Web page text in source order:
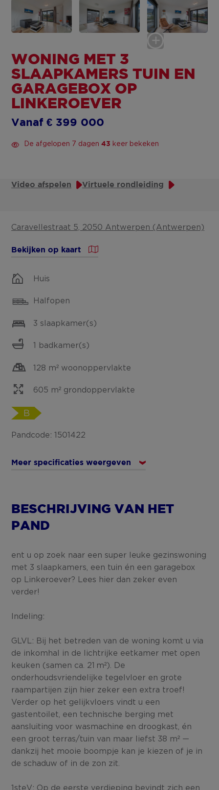
WONING MET 3
SLAAPKAMERS TUIN EN
GARAGEBOX OP
LINKEROEVER
De afgelopen 7 dagen43 keer bekeken
Vanaf € 399 000
Video afspelen Virtuele rondleiding
Caravellestraat 5, 2050 Antwerpen (Antwerpen)
Bekijken op kaart
Huis
Halfopen
3 slaapkamer(s)
1 badkamer(s)
128 m² woonoppervlakte
605 m² grondoppervlakte
B
Pandcode: 1501422
Meer specificaties weergeven
BESCHRIJVING VAN HET
PAND
ent u op zoek naar een super leuke gezinswoning
met 3 slaapkamers, een tuin én een garagebox
op Linkeroever? Lees hier dan zeker even
verder!
Indeling:
GLVL: Bij het betreden van de woning komt u via
de inkomhal in de lichtrijke eetkamer met open
keuken (samen ca. 21 m²). De
onderhoudsvriendelijke tegelvloer en grote
raampartijen zijn hier zeker een extra troef!
Verder op het gelijkvloers vindt u een
gastentoilet, een technische berging met
aansluiting voor wasmachine en droogkast, én
een groot terras/tuin van maar liefst 38 m² —
dankzij het mooie boompje kan je kiezen of je in
de schaduw of in de zon zit.
1steV: Op de eerste verdieping bevindt zich een